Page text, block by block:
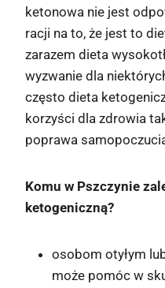
ketonowa nie jest
racji na to, że jest to
zarazem dieta
wyzwanie dla
często dieta
korzyści dla zdrowia
poprawa
Komu w Pszczynie
ketogeniczną?
osobom otyłym
może pomóc w